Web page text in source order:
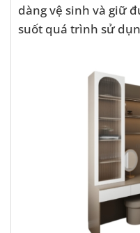
dàng vệ sinh và giữ
suốt quá trình sử